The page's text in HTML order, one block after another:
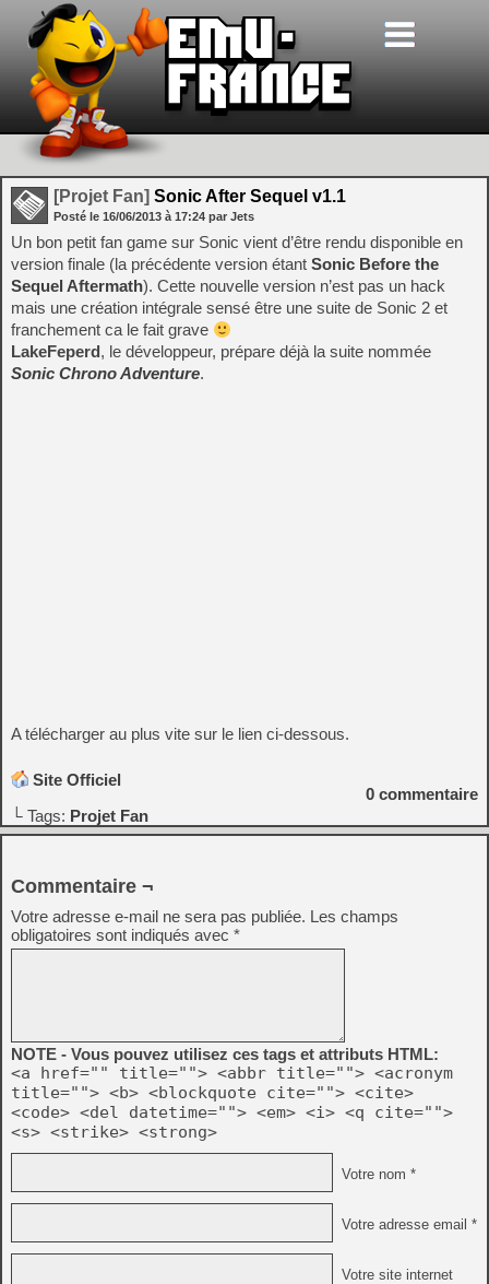
[Projet Fan] Sonic After Sequel v1.1
Posté le 16/06/2013 à 17:24 par Jets
Un bon petit fan game sur Sonic vient d’être rendu disponible en
version finale (la précédente version étant Sonic Before the
Sequel Aftermath). Cette nouvelle version n’est pas un hack
mais une création intégrale sensé être une suite de Sonic 2 et
franchement ca le fait grave
LakeFeperd, le développeur, prépare déjà la suite nommée
Sonic Chrono Adventure.
A télécharger au plus vite sur le lien ci-dessous.
Site Officiel
└ Tags: Projet Fan
0 commentaire
Commentaire ¬
Votre adresse e-mail ne sera pas publiée. Les champs
obligatoires sont indiqués avec *
NOTE - Vous pouvez utilisez ces tags et attributs HTML:
<a href="" title=""> <abbr title=""> <acronym
title=""> <b> <blockquote cite=""> <cite>
<code> <del datetime=""> <em> <i> <q cite="">
<s> <strike> <strong>
Votre nom *
Votre adresse email *
Votre site internet